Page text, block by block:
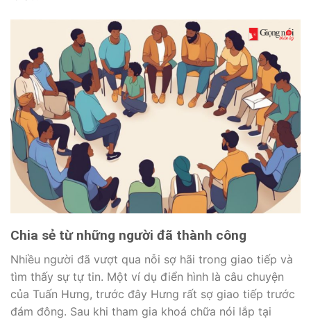
Chia sẻ từ những người đã thành công
Nhiều người đã vượt qua nỗi sợ hãi trong giao tiếp và
tìm thấy sự tự tin. Một ví dụ điển hình là câu chuyện
của Tuấn Hưng, trước đây Hưng rất sợ giao tiếp trước
đám đông. Sau khi tham gia khoá chữa nói lắp tại